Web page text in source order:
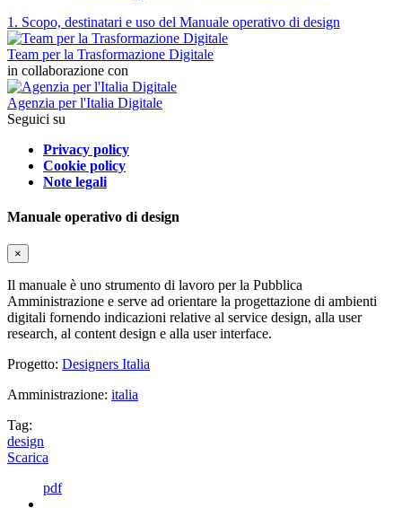
1. Scopo, destinatari e uso del Manuale operativo di design
Team per la Trasformazione Digitale
in collaborazione con
Agenzia per l'Italia Digitale
Seguici su
Privacy policy
Cookie policy
Note legali
Manuale operativo di design
×
Il manuale è uno strumento di lavoro per la Pubblica
Amministrazione e serve ad orientare la progettazione di ambienti
digitali fornendo indicazioni relative al service design, alla user
research, al content design e alla user interface.
Progetto: Designers Italia
Amministrazione: italia
Tag:
design
Scarica
pdf